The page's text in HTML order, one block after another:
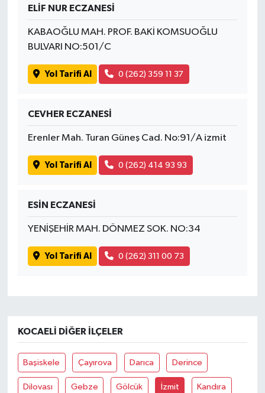
ELİF NUR ECZANESİ
KABAOĞLU MAH. PROF. BAKİ KOMSUOĞLU
BULVARI NO:501/C
Yol Tarifi Al 0 (262) 359 11 37
CEVHER ECZANESİ
Erenler Mah. Turan Güneş Cad. No:91/A izmit
Yol Tarifi Al 0 (262) 414 93 93
ESİN ECZANESİ
YENİŞEHİR MAH. DÖNMEZ SOK. NO:34
Yol Tarifi Al 0 (262) 311 00 73
KOCAELI DIĞER İLÇELER
Başiskele Çayırova Darıca Derince
Dilovası Gebze Gölcük İzmit Kandıra